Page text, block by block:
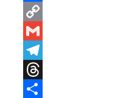
Facebook
Copy
Link
Gmail
Telegram
Threads